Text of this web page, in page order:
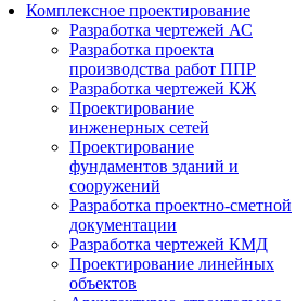
Комплексное проектирование
Разработка чертежей АС
Разработка проекта
производства работ ППР
Разработка чертежей КЖ
Проектирование
инженерных сетей
Проектирование
фундаментов зданий и
сооружений
Разработка проектно-сметной
документации
Разработка чертежей КМД
Проектирование линейных
объектов